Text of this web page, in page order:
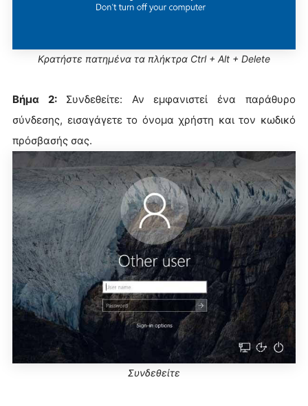
Κρατήστε πατημένα τα πλήκτρα Ctrl + Alt + Delete
Βήμα 2: Συνδεθείτε: Αν εμφανιστεί ένα παράθυρο
σύνδεσης, εισαγάγετε το όνομα χρήστη και τον κωδικό
πρόσβασής σας.
Συνδεθείτε